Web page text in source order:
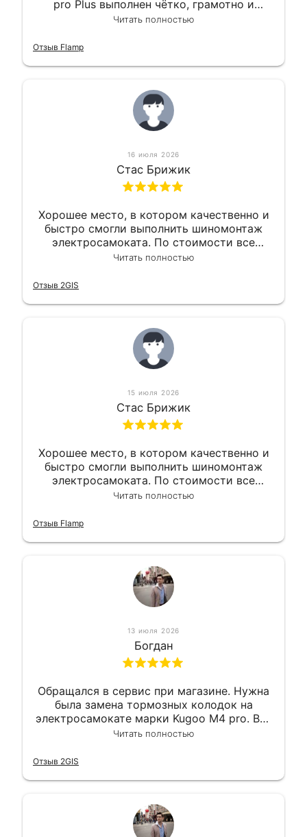
pro Plus выполнен чётко, грамотно и
квалифицированно. Всё сделано
Читать полностью
Отзыв Flamp
16 июля 2026
Стас Брижик
Хорошее место, в котором качественно и
быстро смогли выполнить шиномонтаж
электросамоката. По стоимости все
вышло вообще приемлемо хочу сказать.
Читать полностью
Отзыв 2GIS
15 июля 2026
Стас Брижик
Хорошее место, в котором качественно и
быстро смогли выполнить шиномонтаж
электросамоката. По стоимости все
вышло вообще приемлемо хочу сказать.
Читать полностью
Отзыв Flamp
13 июля 2026
Богдан
Обращался в сервис при магазине. Нужна
была замена тормозных колодок на
электросамокате марки Kugoo M4 pro. Всё
сделали в лучшем виде и в максимально
гарантии, поэтому и обратился в этот
Читать полностью
Отзыв 2GIS